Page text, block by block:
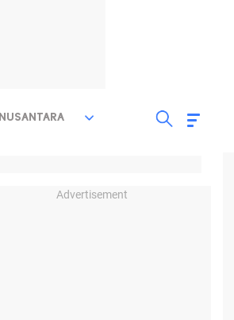
NUSANTARA
Advertisement